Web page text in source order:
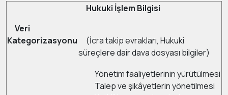
Veri
Kategorizasyonu
Hukuki İşlem Bilgisi
(İcra takip evrakları, Hukuki
süreçlere dair dava dosyası bilgiler)
Yönetim faaliyetlerinin yürütülmesi
Talep ve şikâyetlerin yönetilmesi